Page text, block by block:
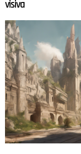
visiva